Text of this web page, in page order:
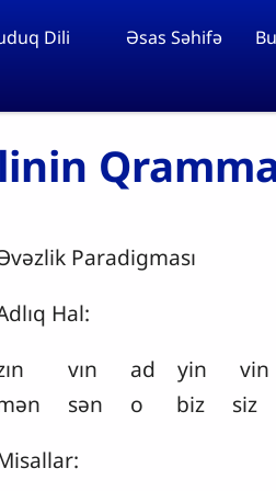
Dili Əsas Səhifə
Paradigması
Hal:
vın ad yin vin
sən o biz siz